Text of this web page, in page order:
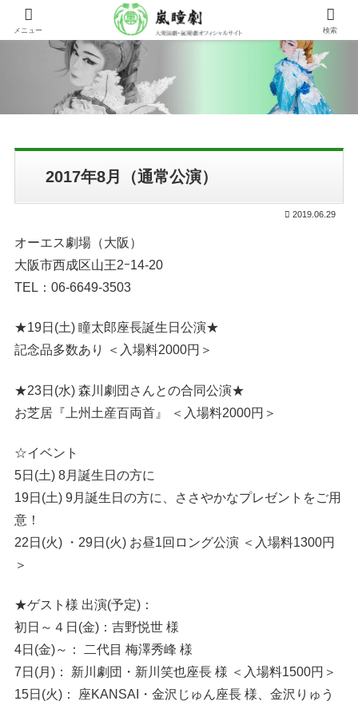
2017年8月（通常公演）
2019.06.29
オーエス劇場（大阪）
大阪市西成区山王2ｰ14-20
TEL：06-6649-3503
★19日(土) 瞳太郎座長誕生日公演★
記念品多数あり ＜入場料2000円＞
★23日(水) 森川劇団さんとの合同公演★
お芝居『上州土産百両首』 ＜入場料2000円＞
☆イベント
5日(土) 8月誕生日の方に
19日(土) 9月誕生日の方に、ささやかなプレゼントをご用
意！
22日(火) ・29日(火) お昼1回ロング公演 ＜入場料1300円
＞
★ゲスト様 出演(予定)：
初日～４日(金)：吉野悦世 様
4日(金)～： 二代目 梅澤秀峰 様
7日(月)： 新川劇団・新川笑也座長 様 ＜入場料1500円＞
15日(火)： 座KANSAI・金沢じゅん座長 様、金沢りゅう
メニュー 検索